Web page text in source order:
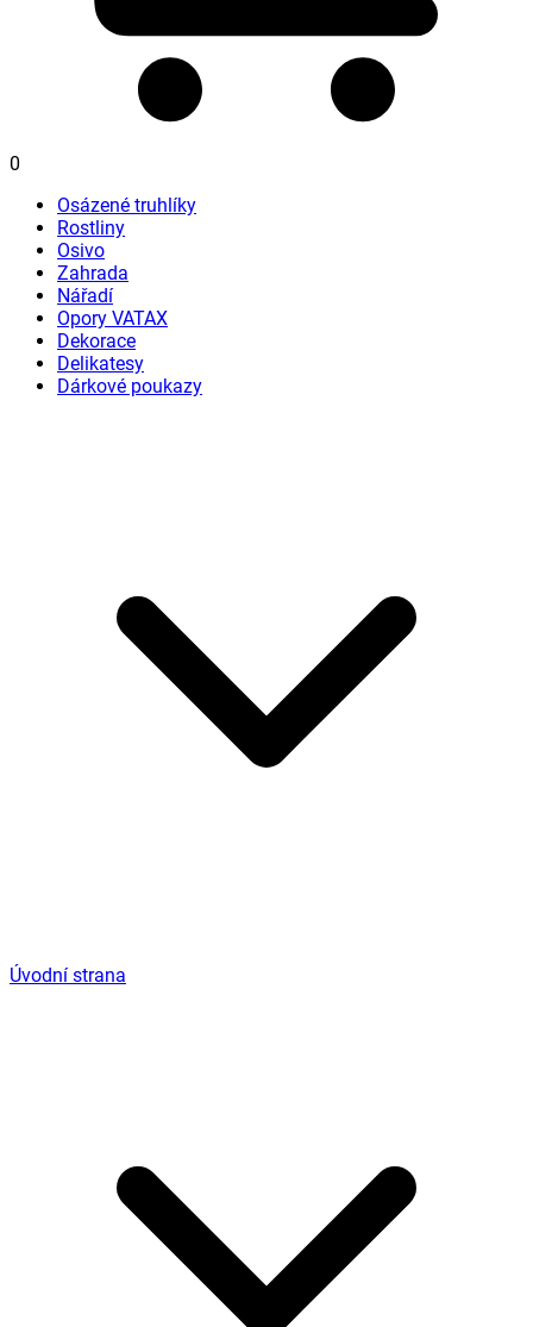
0
Osázené truhlíky
Rostliny
Osivo
Zahrada
Nářadí
Opory VATAX
Dekorace
Delikatesy
Dárkové poukazy
Úvodní strana